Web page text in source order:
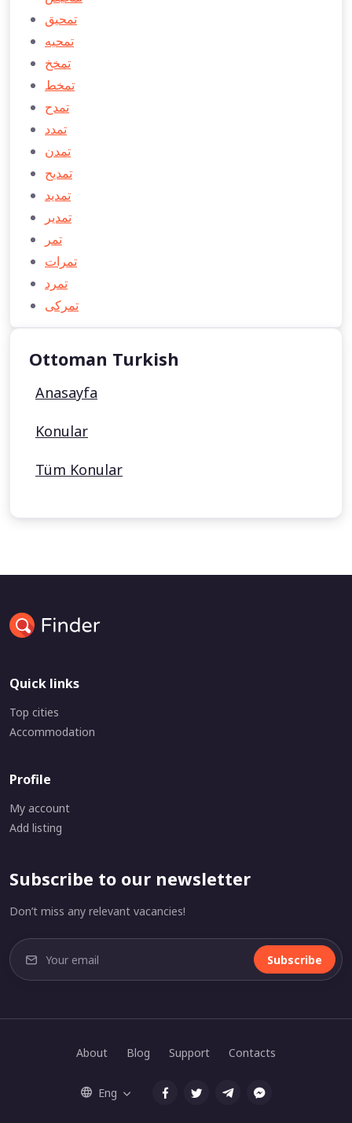
تمحیق
تمحيه
تمخخ
تمخط
تمدح
تمدد
تمدن
تمدیح
تمدید
تمدیر
تمر
تمرات
تمرد
تمركی
Ottoman Turkish
Anasayfa
Konular
Tüm Konular
Quick links
Top cities
Accommodation
Profile
My account
Add listing
Subscribe to our newsletter
Don’t miss any relevant vacancies!
Subscribe
About Blog Support Contacts
Eng